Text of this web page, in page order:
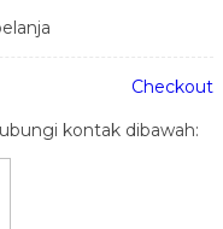
Checkout
kontak dibawah: